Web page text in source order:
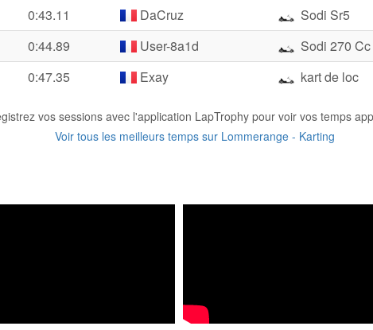
0:43.11 DaCruz
Sodi Sr5
0:44.89 User-8a1d
Sodi 270 Cc
0:47.35 Exay kart de loc
vos sessions avec l'application LapTrophy pour voir vos temps
Voir tous les meilleurs temps sur Lommerange - Karting